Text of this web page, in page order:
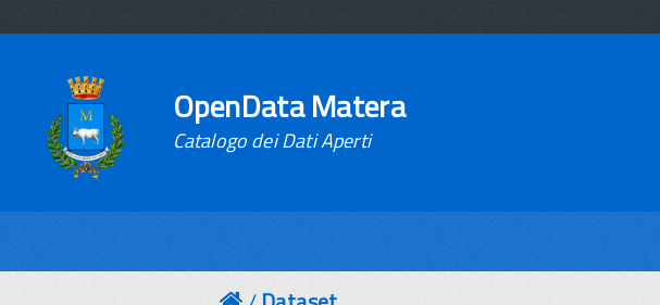
OpenData Matera
Catalogo dei Dati Aperti